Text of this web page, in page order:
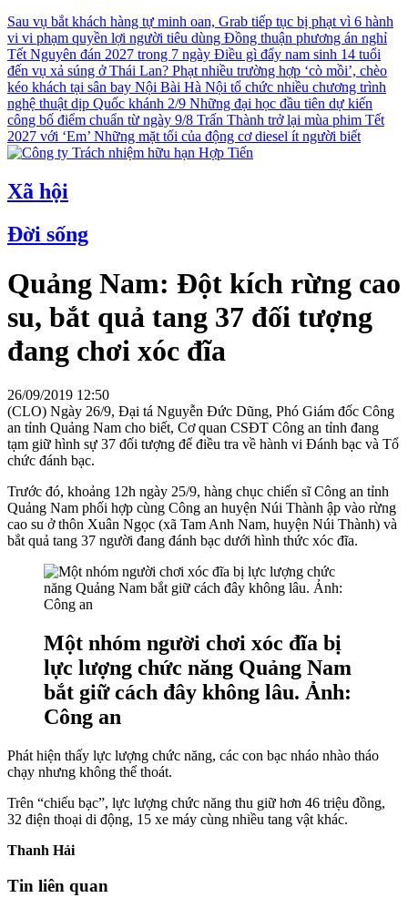
Sau vụ bắt khách hàng tự minh oan, Grab tiếp tục bị phạt vì 6 hành
vi vi phạm quyền lợi người tiêu dùng Đồng thuận phương án nghỉ
Tết Nguyên đán 2027 trong 7 ngày Điều gì đẩy nam sinh 14 tuổi
đến vụ xả súng ở Thái Lan? Phạt nhiều trường hợp ‘cò mồi’, chèo
kéo khách tại sân bay Nội Bài Hà Nội tổ chức nhiều chương trình
nghệ thuật dịp Quốc khánh 2/9 Những đại học đầu tiên dự kiến
công bố điểm chuẩn từ ngày 9/8 Trấn Thành trở lại mùa phim Tết
2027 với ‘Em’ Những mặt tối của động cơ diesel ít người biết
Xã hội
Đời sống
Quảng Nam: Đột kích rừng cao
su, bắt quả tang 37 đối tượng
đang chơi xóc đĩa
26/09/2019 12:50
(CLO) Ngày 26/9, Đại tá Nguyễn Đức Dũng, Phó Giám đốc Công
an tỉnh Quảng Nam cho biết, Cơ quan CSĐT Công an tỉnh đang
tạm giữ hình sự 37 đối tượng để điều tra về hành vi Đánh bạc và Tổ
chức đánh bạc.
Trước đó, khoảng 12h ngày 25/9, hàng chục chiến sĩ Công an tỉnh
Quảng Nam phối hợp cùng Công an huyện Núi Thành ập vào rừng
cao su ở thôn Xuân Ngọc (xã Tam Anh Nam, huyện Núi Thành) và
bắt quả tang 37 người đang đánh bạc dưới hình thức xóc đĩa.
Một nhóm người chơi xóc đĩa bị
lực lượng chức năng Quảng Nam
bắt giữ cách đây không lâu. Ảnh:
Công an
Phát hiện thấy lực lượng chức năng, các con bạc nháo nhào tháo
chạy nhưng không thể thoát.
Trên “chiếu bạc”, lực lượng chức năng thu giữ hơn 46 triệu đồng,
32 điện thoại di động, 15 xe máy cùng nhiều tang vật khác.
Thanh Hải
Tin liên quan